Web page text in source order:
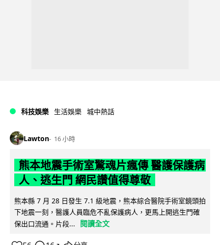
科技娛樂 生活娛樂 城中熱話
Lawton 16 小時
熊本地震手術室驚魂片瘋傳 醫護保護病
人、逃生門 網民讚值得尊敬
熊本縣 7 月 28 日發生 7.1 級地震，熊本綜合醫院手術室鏡頭拍
下地震一刻，醫護人員臨危不亂保護病人，更馬上開逃生門確
保出口流通。片段...
閱讀全文